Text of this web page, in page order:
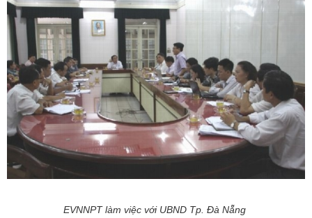
EVNNPT làm việc với UBND Tp. Đà Nẵng